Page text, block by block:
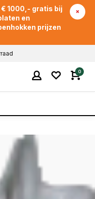
1000,- gratis bij
en
prijzen
0